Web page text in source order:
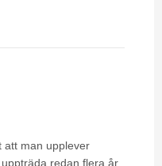
​att​ ​man​ ​upplever
​redan flera​ ​år​